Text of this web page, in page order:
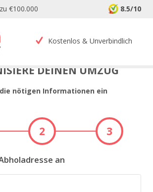
€100.000 8.5/10
Kostenlos & Unverbindlich
DEINEN UMZUG
nötigen Informationen ein
2 3
an